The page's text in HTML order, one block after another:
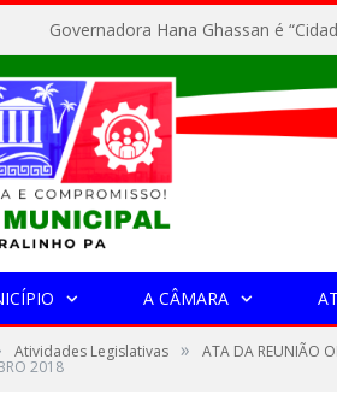
Governadora Hana Ghassan é
A CÂMARA
Atividades Legislativas » ATA DA REUNIÃO
2018